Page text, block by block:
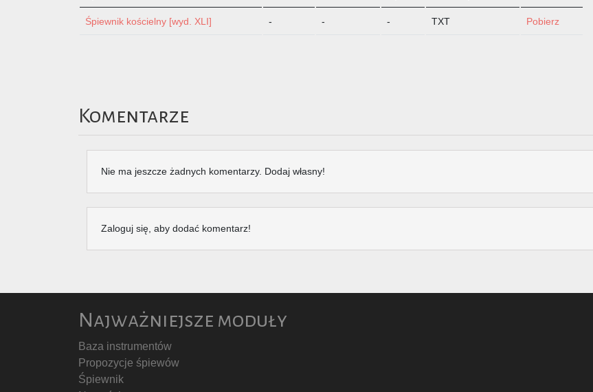
Śpiewnik kościelny [wyd. XLI] - - - TXT Pobierz
Komentarze
Nie ma jeszcze żadnych komentarzy. Dodaj własny!
Zaloguj się, aby dodać komentarz!
Najważniejsze moduły
Baza instrumentów
Propozycje śpiewów
Śpiewnik